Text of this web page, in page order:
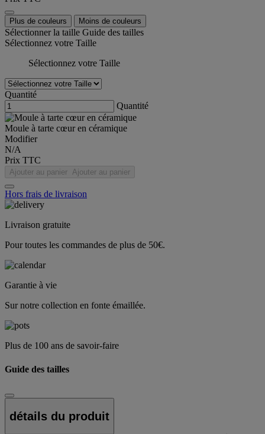
Plus de couleurs Moins de couleurs
Sélectionner la taille Guide des tailles
Sélectionnez votre Taille
Sélectionnez votre Taille
Quantité
Quantité
Moule à tarte cœur en céramique
Modifier
N/A
Prix TTC
Ajouter au panier Ajouter au panier
Hors frais de livraison
Livraison gratuite
Pour toutes les commandes de plus de 50€.
Garantie à vie
Sur notre collection en fonte émaillée.
Plus de 100 ans de savoir-faire
Guide des tailles
détails du produit